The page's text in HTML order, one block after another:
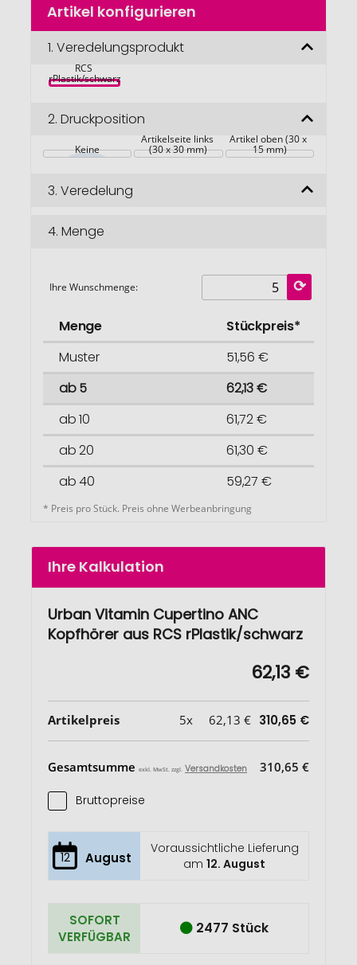
Anfang
Bildgalerie
Artikel konfigurieren
1. Veredelungsprodukt
Cupertino  ANC
RCS
rPlastik/schwarz
2. Druckposition
Keine
Artikelseite links
(30 x 30 mm)
Artikel oben (30 x
15 mm)
3. Veredelung
4. Menge
Ihre Wunschmenge:
Menge
Stückpreis*
Muster
51,56 €
ab 5
62,13 €
ab 10
61,72 €
ab 20
61,30 €
ab 40
59,27 €
* Preis pro Stück. Preis ohne Werbeanbringung
Ihre Kalkulation
Urban Vitamin Cupertino ANC
Kopfhörer aus RCS rPlastik/schwarz
62,13 €
Artikelpreis 5x 62,13 € 310,65 €
Gesamtsumme exkl. MwSt. zzgl. Versandkosten 310,65 €
Bruttopreise
12 August
Voraussichtliche Lieferung
am12. August
SOFORT
VERFÜGBAR
2477 Stück